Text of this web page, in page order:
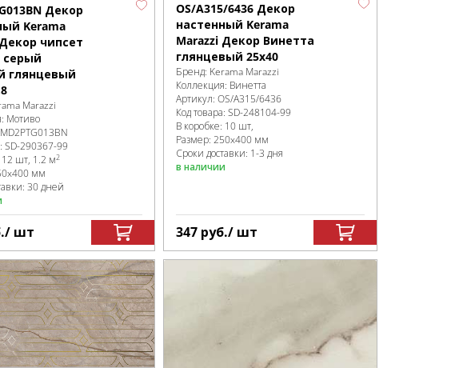
Декор
Kerama
чипсет
глянцевый
Marazzi
Мотиво
SD-290367-99
12 шт, 1.2 м2
мм
30 дней
/ шт
OS/A315/6436 Декор
настенный Kerama
Marazzi Декор Винетта
глянцевый 25x40
Бренд: Kerama Marazzi
Коллекция: Винетта
Артикул: OS/A315/6436
Код товара: SD-248104-99
В коробке: 10 шт,
Размер: 250x400 мм
Сроки доставки: 1-3 дня
в наличии
347 руб./ шт